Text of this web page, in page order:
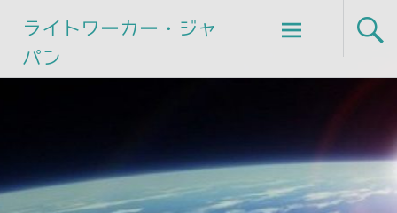
ライトワーカー・ジャ
パン
Skip
to